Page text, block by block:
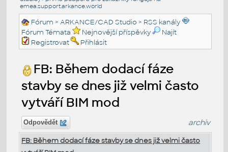
emea.support.arkance.world
Fórum >ARKANCE/CAD Studio > RSS kanály
Fórum Témata
Nejnovější příspěvky
Najít
Registrovat
Přihlásit
FB: Během dodací fáze
stavby se dnes již velmi často
vytváří BIM mod
Odpovědět archiv
FB: Během dodací fáze stavby se dnes již velmi často